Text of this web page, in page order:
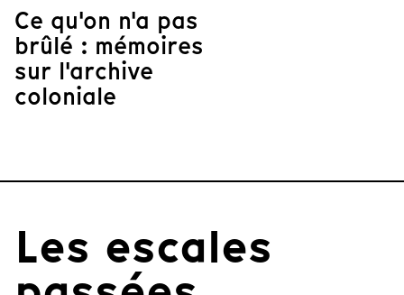
Ce qu'on n'a pas
brûlé : mémoires
sur l'archive
coloniale
Les escales